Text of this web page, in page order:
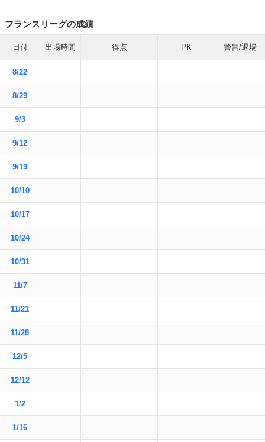
フランスリーグの成績
日付 出場時間 得点 PK 警告/退場
8/22
8/29
9/3
9/12
9/19
10/10
10/17
10/24
10/31
11/7
11/21
11/28
12/5
12/12
1/2
1/16